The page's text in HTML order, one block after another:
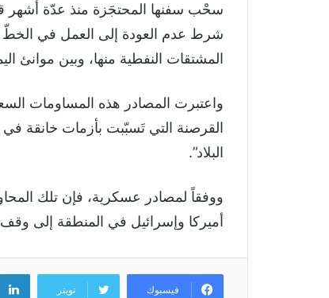
سحْب سفنها المحتجَزة منذ عدّة أشهر
شرط عدم العودة إلى العمل في الخطّ
المشتقات النفطية منها، وبين موانئ
واعتبرت المصادر هذه المساومات
القرصنة التي تَسبّبت بأزمات خانقة
البلاد”.
ووفقاً لمصادر عسكرية، فإن تلك
أميركا وإسرائيل في المنطقة إلى وقف
فيسبوك تويتر